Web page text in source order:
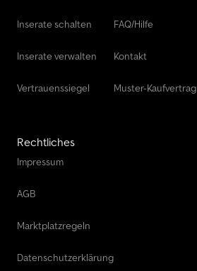
Inserate schalten
Inserate verwalten
Vertrauenssiegel
FAQ/Hilfe
Kontakt
Muster-Kaufvertrag
Rechtliches
Impressum
AGB
Marktplatzregeln
Datenschutzerklärung